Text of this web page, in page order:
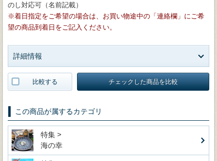
のし対応可（名前記載）
※着日指定をご希望の場合は、お買い物途中の「連絡欄」にご希
望の商品到着日をご記入ください。
詳細情報
比較する チェックした商品を比較
この商品が属するカテゴリ
特集 >
海の幸